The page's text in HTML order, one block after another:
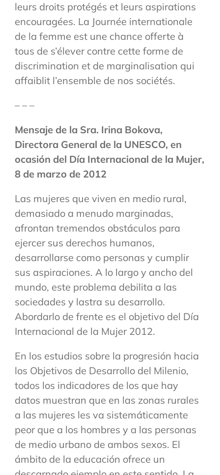
leurs droits protégés et leurs aspirations
encouragées. La Journée internationale
de la femme est une chance offerte à
tous de s’élever contre cette forme de
discrimination et de marginalisation qui
affaiblit l’ensemble de nos sociétés.
– – –
Mensaje de la Sra. Irina Bokova,
Directora General de la UNESCO, en
ocasión del Día Internacional de la Mujer,
8 de marzo de 2012
Las mujeres que viven en medio rural,
demasiado a menudo marginadas,
afrontan tremendos obstáculos para
ejercer sus derechos humanos,
desarrollarse como personas y cumplir
sus aspiraciones. A lo largo y ancho del
mundo, este problema debilita a las
sociedades y lastra su desarrollo.
Abordarlo de frente es el objetivo del Día
Internacional de la Mujer 2012.
En los estudios sobre la progresión hacia
los Objetivos de Desarrollo del Milenio,
todos los indicadores de los que hay
datos muestran que en las zonas rurales
a las mujeres les va sistemáticamente
peor que a los hombres y a las personas
de medio urbano de ambos sexos. El
ámbito de la educación ofrece un